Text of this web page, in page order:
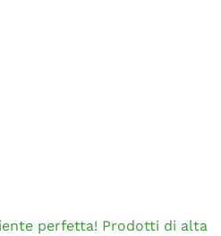
perfetta! Prodotti di alta